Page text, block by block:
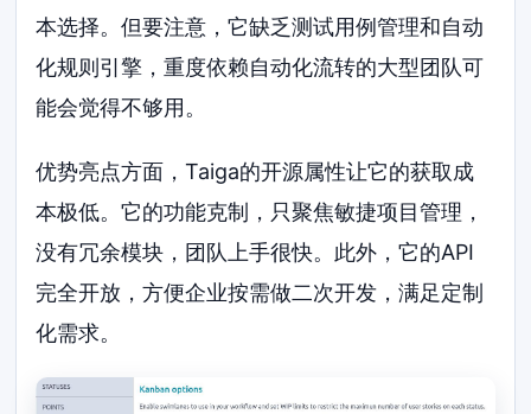
本选择。但要注意，它缺乏测试用例管理和自动
化规则引擎，重度依赖自动化流转的大型团队可
能会觉得不够用。
优势亮点方面，Taiga的开源属性让它的获取成
本极低。它的功能克制，只聚焦敏捷项目管理，
没有冗余模块，团队上手很快。此外，它的API
完全开放，方便企业按需做二次开发，满足定制
化需求。